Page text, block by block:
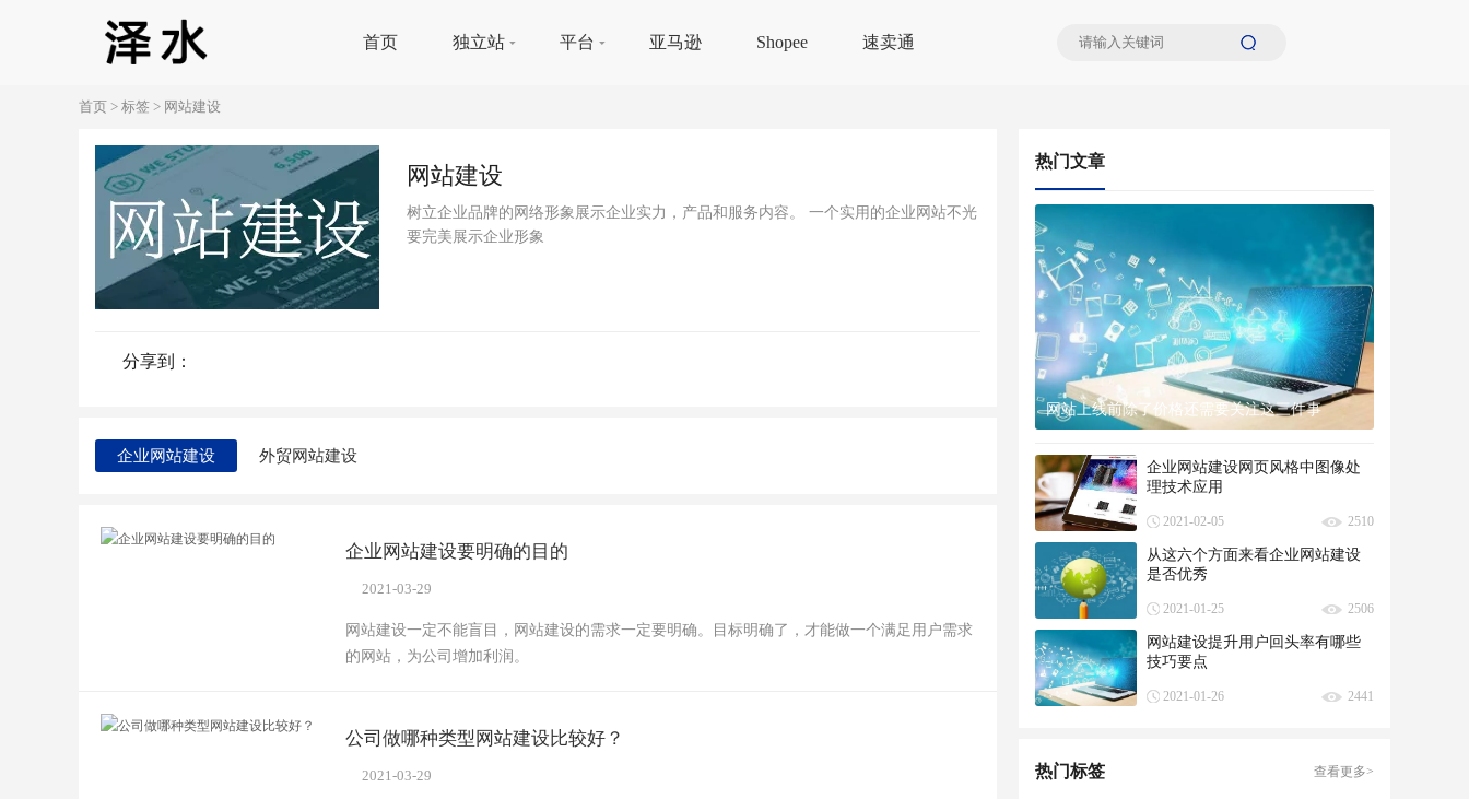
首页 独立站 平台 亚马逊 Shopee 速卖通
首页 > 标签 > 网站建设
网站建设
树立企业品牌的网络形象展示企业实力，产品和服务内容。 一个实用的企业网站不光
要完美展示企业形象
分享到：
企业网站建设 外贸网站建设
企业网站建设要明确的目的
2021-03-29
网站建设一定不能盲目，网站建设的需求一定要明确。目标明确了，才能做一个满足用户需求
的网站，为公司增加利润。
公司做哪种类型网站建设比较好？
2021-03-29
热门文章
网站上线前除了价格还需要关注这三件事
企业网站建设网页风格中图像处
理技术应用
2021-02-05 2510
从这六个方面来看企业网站建设
是否优秀
2021-01-25 2506
网站建设提升用户回头率有哪些
技巧要点
2021-01-26 2441
热门标签 查看更多>